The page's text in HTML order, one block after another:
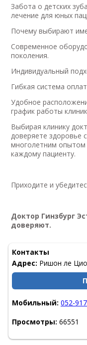
Забота о детских
лечение для юных
Почему выбирают
Современное
поколения.
Индивидуальный
Гибкая система
Удобное
график работы
Выбирая клинику
доверяете здоровье
многолетним
каждому пациенту.
Приходите и
Доктор Гинзбург
доверяют.
Контакты
Адрес: Ришон ле
Мобильный: 052-
Просмотры: 66551